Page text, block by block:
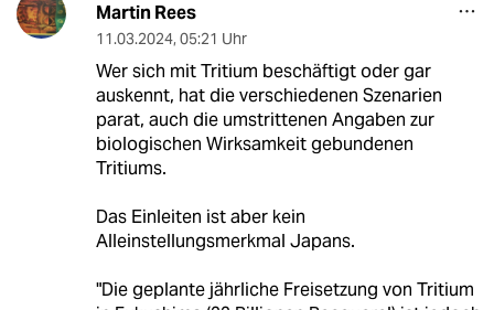
Martin Rees
11.03.2024, 05:21 Uhr
Wer sich mit Tritium beschäftigt oder gar
auskennt, hat die verschiedenen Szenarien
parat, auch die umstrittenen Angaben zur
biologischen Wirksamkeit gebundenen
Tritiums.
Das Einleiten ist aber kein
Alleinstellungsmerkmal Japans.
"Die geplante jährliche Freisetzung von Tritium